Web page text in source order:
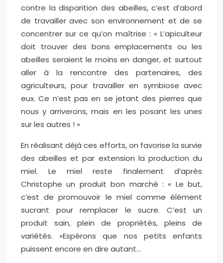
contre la disparition des abeilles, c’est d’abord
de travailler avec son environnement et de se
concentrer sur ce qu’on maîtrise : « L’apiculteur
doit trouver des bons emplacements ou les
abeilles seraient le moins en danger, et surtout
aller à la rencontre des partenaires, des
agriculteurs, pour travailler en symbiose avec
eux. Ce n’est pas en se jetant des pierres que
nous y arriverons, mais en les posant les unes
sur les autres ! »
En réalisant déjà ces efforts, on favorise la survie
des abeilles et par extension la production du
miel. Le miel reste finalement d’après
Christophe un produit bon marché : « Le but,
c’est de promouvoir le miel comme élément
sucrant pour remplacer le sucre. C’est un
produit sain, plein de propriétés, pleins de
variétés. »Espérons que nos petits enfants
puissent encore en dire autant…